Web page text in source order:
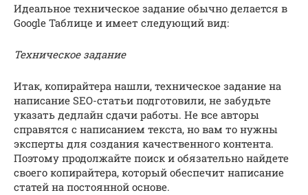
Идеальное техническое задание обычно делается в
Google Таблице и имеет следующий вид:
Техническое задание
Итак, копирайтера нашли, техническое задание на
написание SEO-статьи подготовили, не забудьте
указать дедлайн сдачи работы. Не все авторы
справятся с написанием текста, но вам то нужны
эксперты для создания качественного контента.
Поэтому продолжайте поиск и обязательно найдете
своего копирайтера, который обеспечит написание
статей на постоянной основе.